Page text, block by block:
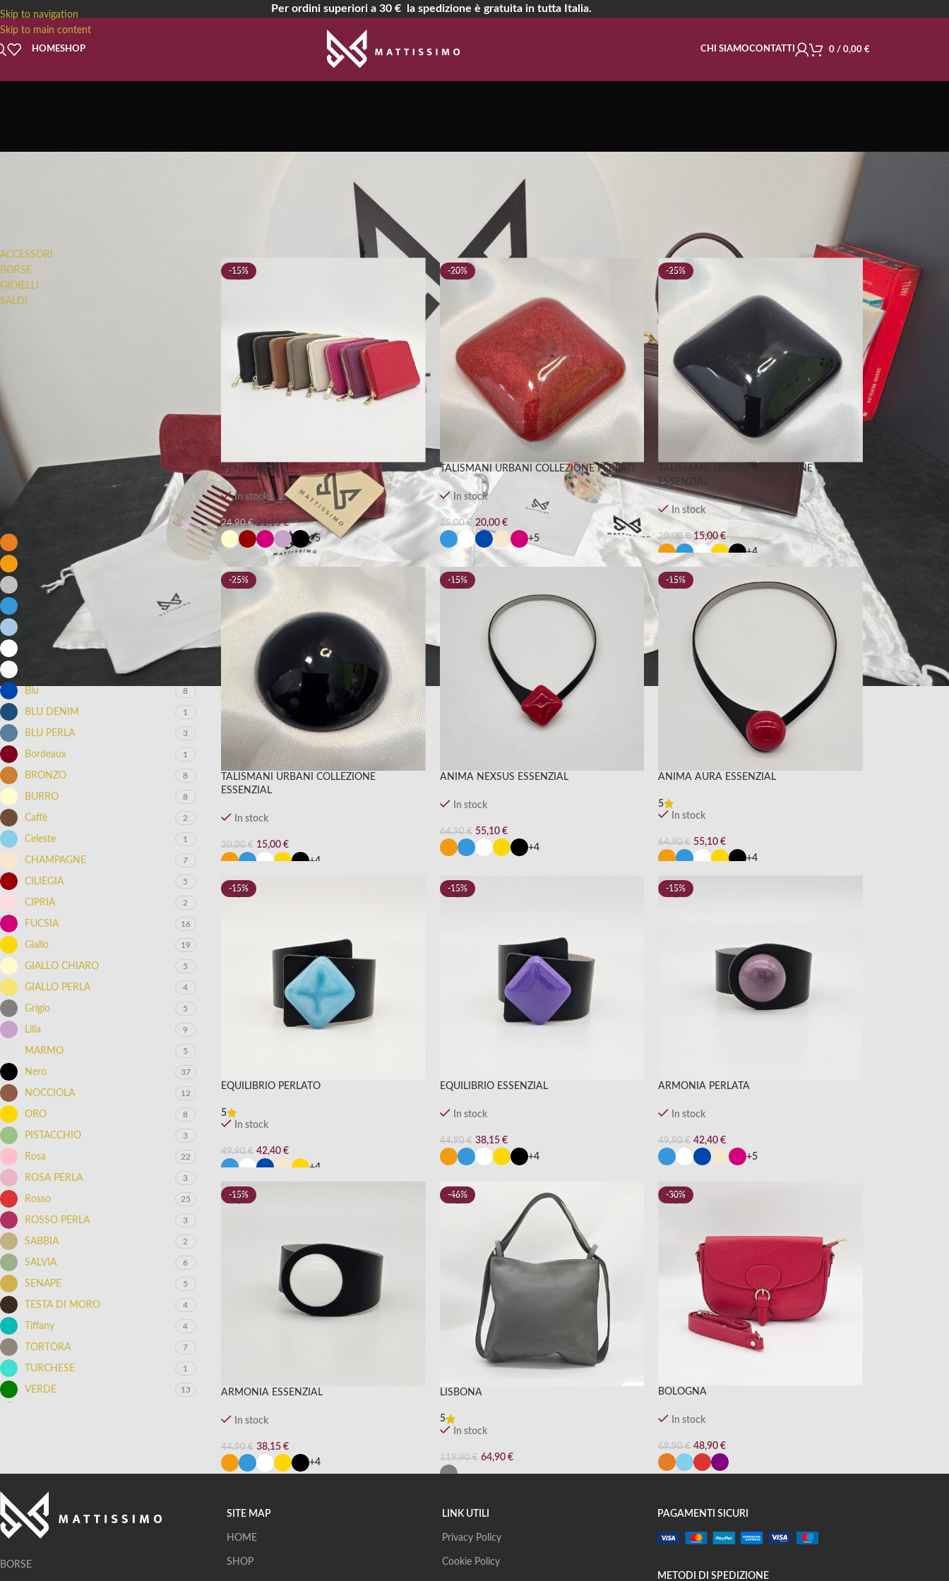
Skip to navigation
Skip to main content
Per ordini superiori a 30 € la spedizione è gratuita in tutta Italia.
HOMESHOP CHI SIAMOCONTATTI 0 / 0,00 €
Viola
ACCESSORI
BORSE
GIOIELLI
SALDI
FILTRA PER COLORE
5
ARANCIONE
ARGENTO
25
AZZURRO PERLA
BIANCO 23
Blu 8
BLU DENIM 1
BLU PERLA 3
Bordeaux 1
BRONZO 8
BURRO 8
Caffè 2
Celeste 1
CHAMPAGNE 7
CILIEGIA 5
CIPRIA 2
FUCSIA 16
Giallo 19
GIALLO CHIARO 5
GIALLO PERLA 4
Grigio 5
Lilla 9
MARMO 5
Nero 37
NOCCIOLA 12
ORO 8
PISTACCHIO 3
Rosa 22
ROSA PERLA 3
Rosso 25
ROSSO PERLA 3
SABBIA 2
SALVIA 6
SENAPE 5
TESTA DI MORO 4
Tiffany 4
TORTORA 7
TURCHESE 1
VERDE 13
VERDE PERLA 3
VINACCIA
VIOLA PERLA
-15%
VENTOTENE
In stock
24,90€ 21,15€
+5
-20%
TALISMANI URBANI COLLEZIONE PERLATI
In stock
25,00€ 20,00 €
+5
-25%
TALISMANI URBANI COLLEZIONE
ESSENZIAL
In stock
20,00€ 15,00€
+4
-25%
TALISMANI URBANI COLLEZIONE
ESSENZIAL
In stock
20,00€ 15,00 €
+4
-15%
ANIMA NEXSUS ESSENZIAL
In stock
64,90€ 55,10 €
+4
-15%
ANIMA AURA ESSENZIAL
5
In stock
64,90€ 55,10€
+4
-15%
EQUILIBRIO PERLATO
5
In stock
49,90€ 42,40 €
+4
-15%
EQUILIBRIO ESSENZIAL
In stock
44,90€ 38,15 €
+4
-15%
ARMONIA PERLATA
In stock
49,90€ 42,40€
+5
-15%
ARMONIA ESSENZIAL
In stock
44,90€ 38,15 €
+4
-46%
LISBONA
5
In stock
119,90€ 64,90 €
-30%
BOLOGNA
In stock
69,90€ 48,90€
BORSE
SITE MAP
HOME
SHOP
LINK UTILI
Privacy Policy
Cookie Policy
PAGAMENTI SICURI
METODI DI SPEDIZIONE